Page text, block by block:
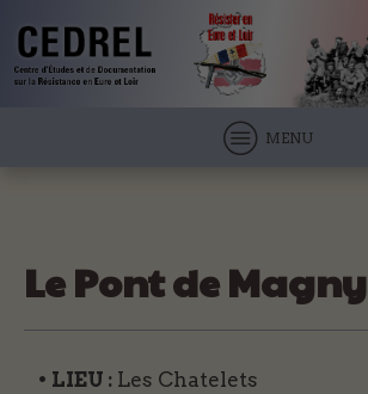
MENU
Le Pont de Magny
• LIEU : Les Chatelets